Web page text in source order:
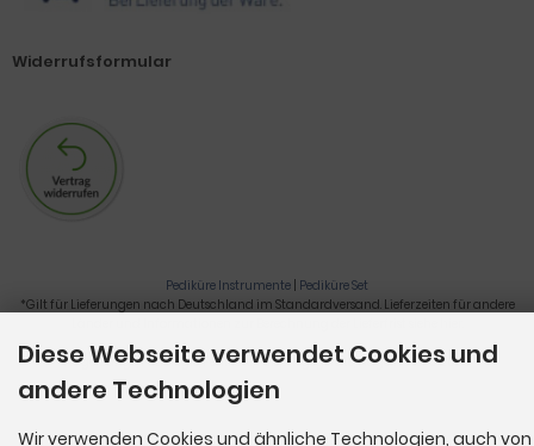
Widerrufsformular
Pediküre Instrumente | Pediküre Set
*Gilt für Lieferungen nach Deutschland im Standardversand. Lieferzeiten für andere
Nagelzange, Podologie, Pediküre, Fußpflegegeräte, Nagelfräser © 2026
Diese Webseite verwendet Cookies und
andere Technologien
Wir verwenden Cookies und ähnliche Technologien, auch von